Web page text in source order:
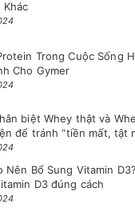
Khác
Trong Cuộc Sống
Cho Gymer
biệt Whey thật và
để tránh “tiền mất, tật
Nên Bổ Sung Vitamin
D3 đúng cách